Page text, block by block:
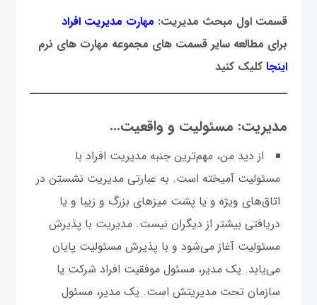
قسمت اول مبحث مدیریت: مهارت مدیریت افراد
برای مطالعه سایر قسمت های مجموعه مهارت های نرم
اینجاکلیک کنید
مدیریت: مسئولیت و واقعیت...
از دید من، مهم‌ترین جنبه مدیریت افراد با
مسئولیت آمیخته است. به عبارتی مدیریت نشستن در
اتاق‌های ویژه و یا پشت میزهای بزرگ و زیبا و یا
دریافتی بیشتر از دیگران نیست. مدیریت با پذیرش
مسئولیت آغاز می‌شود و با پذیرش مسئولیت پایان
می‌یابد. یک مدیر، مسئول موفقیت افراد شرکت یا
سازمان تحت مدیریتش است. یک مدیر، مسئول